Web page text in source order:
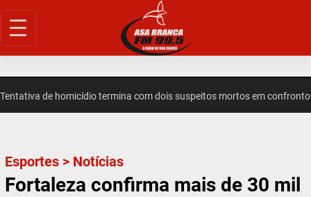
Pular
para
de homicídio termina com dois suspeitos mortos em confronto
Esportes > Notícias
Fortaleza confirma mais de 30 mil